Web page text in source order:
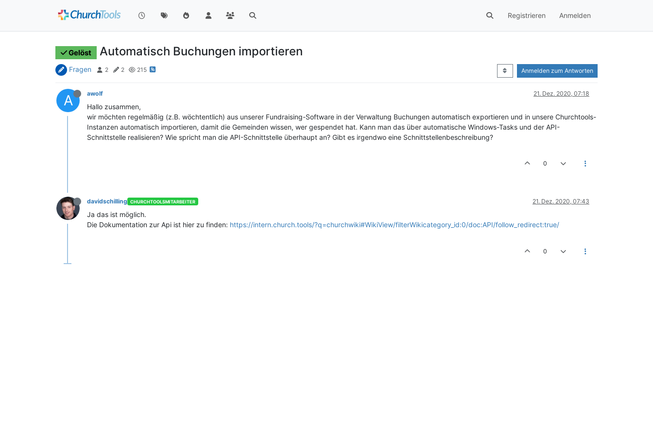
Registrieren Anmelden
Gelöst Automatisch Buchungen importieren
Fragen 2 2 215 Anmelden zum Antworten
A awolf 21. Dez. 2020, 07:18
Hallo zusammen,
wir möchten regelmäßig (z.B. wöchtentlich) aus unserer Fundraising-Software in der Verwaltung Buchungen automatisch exportieren und in unsere Churchtools-
Instanzen automatisch importieren, damit die Gemeinden wissen, wer gespendet hat. Kann man das über automatische Windows-Tasks und der API-
Schnittstelle realisieren? Wie spricht man die API-Schnittstelle überhaupt an? Gibt es irgendwo eine Schnittstellenbeschreibung?
0
davidschilling CHURCHTOOLSMITARBEITER 21. Dez. 2020, 07:43
Ja das ist möglich.
Die Dokumentation zur Api ist hier zu finden: https://intern.church.tools/?q=churchwiki#WikiView/filterWikicategory_id:0/doc:API/follow_redirect:true/
0